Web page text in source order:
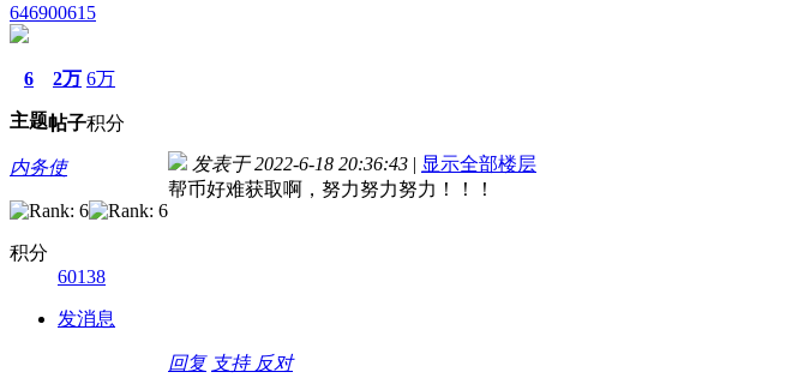
646900615
6
主题
2万
帖子
6万
积分
内务使
积分
60138
发消息
发表于 2022-6-18 20:36:43 | 显示全部楼层
帮币好难获取啊，努力努力努力！！！
回复 支持 反对